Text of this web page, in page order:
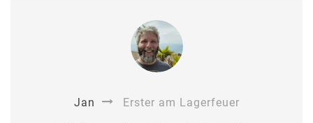
Jan Erster am Lagerfeuer